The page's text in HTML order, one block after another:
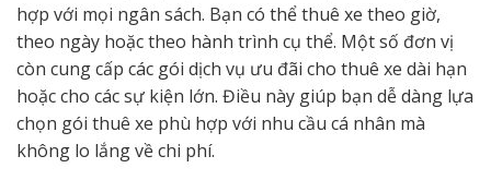
hợp với mọi ngân sách. Bạn có thể thuê xe theo giờ,
theo ngày hoặc theo hành trình cụ thể. Một số đơn vị
còn cung cấp các gói dịch vụ ưu đãi cho thuê xe dài hạn
hoặc cho các sự kiện lớn. Điều này giúp bạn dễ dàng lựa
chọn gói thuê xe phù hợp với nhu cầu cá nhân mà
không lo lắng về chi phí.